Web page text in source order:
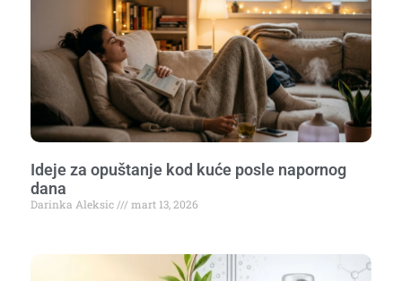
Ideje za opuštanje kod kuće posle napornog
dana
Darinka Aleksic mart 13, 2026